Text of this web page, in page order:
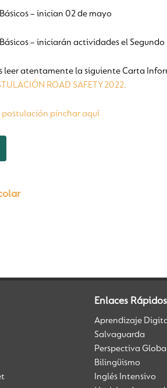
– inician 02 de mayo
– iniciarán actividades el
leer atentamente la siguiente Carta
ROAD SAFETY 2022.
postulación pinchar aquí­
Enlaces Rápidos
Aprendizaje
Salvaguarda
Perspectiva
Bilingüismo
Inglés Intensivo